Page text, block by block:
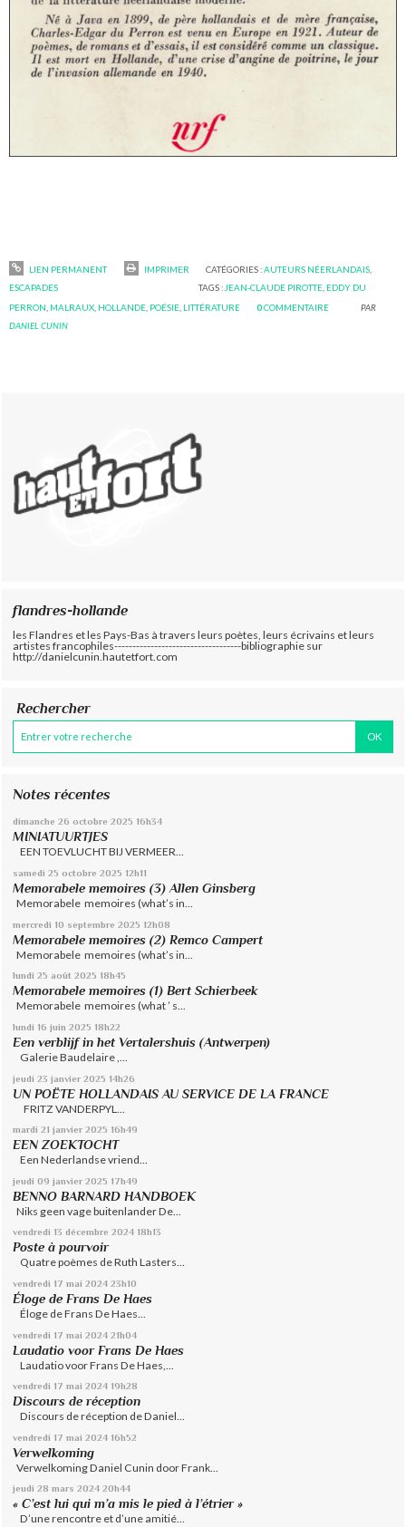
LIEN PERMANENT IMPRIMER CATÉGORIES :AUTEURS NÉERLANDAIS
ESCAPADES
TAGS : JEAN-CLAUDE PIROTTE, EDDY DU
PERRON MALRAUX HOLLANDE POÉSIE LITTÉRATURE 0COMMENTAIRE
PAR
DANIEL CUNIN
flandres-hollande
les Flandres et les Pays-Bas à travers leurs poètes, leurs écrivains et leurs
artistes francophiles-----------------------------------bibliographie sur
http://danielcunin.hautetfort.com
Rechercher
Notes récentes
dimanche 26 octobre 2025 16h34
MINIATUURTJES
EEN TOEVLUCHT BIJ VERMEER...
samedi 25 octobre 2025 12h11
Memorabele memoires (3) Allen Ginsberg
Memorabele memoires (what’s in...
mercredi 10 septembre 2025 12h08
Memorabele memoires (2) Remco Campert
Memorabele memoires (what’s in...
lundi 25 août 2025 18h45
Memorabele memoires (1) Bert Schierbeek
Memorabele memoires (what ’ s...
lundi 16 juin 2025 18h22
Een verblijf in het Vertalershuis (Antwerpen)
Galerie Baudelaire ,...
jeudi 23 janvier 2025 14h26
UN POËTE HOLLANDAIS AU SERVICE DE LA FRANCE
FRITZ VANDERPYL...
mardi 21 janvier 2025 16h49
EEN ZOEKTOCHT
Een Nederlandse vriend...
jeudi 09 janvier 2025 17h49
BENNO BARNARD HANDBOEK
Niks geen vage buitenlander De...
vendredi 13 décembre 2024 18h13
Poste à pourvoir
Quatre poèmes de Ruth Lasters...
vendredi 17 mai 2024 23h10
Éloge de Frans De Haes
Éloge de Frans De Haes...
vendredi 17 mai 2024 21h04
Laudatio voor Frans De Haes
Laudatio voor Frans De Haes,...
vendredi 17 mai 2024 19h28
Discours de réception
Discours de réception de Daniel...
vendredi 17 mai 2024 16h52
Verwelkoming
Verwelkoming Daniel Cunin door Frank...
jeudi 28 mars 2024 20h44
« C’est lui qui m’a mis le pied à l’étrier »
D’une rencontre et d’une amitié...